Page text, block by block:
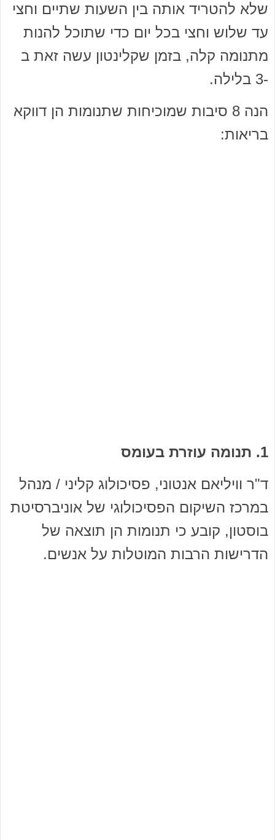
שלא להטריד אותה בין השעות שתיים וחצי
עד שלוש וחצי בכל יום כדי שתוכל להנות
מתנומה קלה, בזמן שקלינטון עשה זאת ב
-3 בלילה.
הנה 8 סיבות שמוכיחות שתנומות הן דווקא
בריאות:
1. תנומה עוזרת בעומס
ד"ר וויליאם אנטוני, פסיכולוג קליני / מנהל
במרכז השיקום הפסיכולוגי של אוניברסיטת
בוסטון, קובע כי תנומות הן תוצאה של
הדרישות הרבות המוטלות על אנשים.